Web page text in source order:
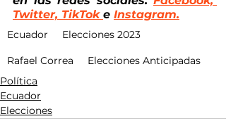
Twitter, TikTok e Instagram.
Ecuador Elecciones 2023
Rafael Correa
Elecciones Anticipadas
Política
Ecuador
Elecciones